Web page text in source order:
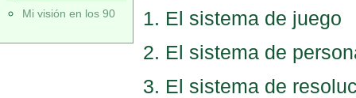
Mi visión en los 90
El sistema de juego
El sistema de
El sistema de